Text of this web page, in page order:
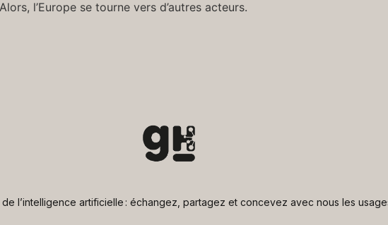
l’Europe se tourne vers d’autres acteurs.
de l’intelligence artificielle : échangez, partagez et concevez avec nous les